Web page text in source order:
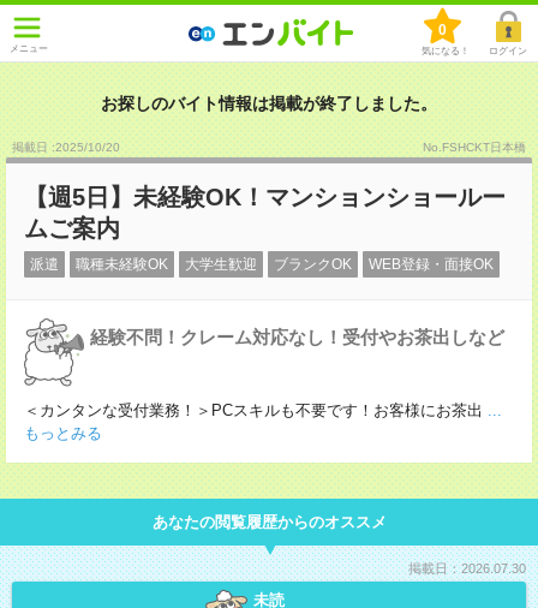
メニュー
0
気になる！ ログイン
お探しのバイト情報は掲載が終了しました。
掲載日 :2025/10/20 No.FSHCKT日本橋
【週5日】未経験OK！マンションショールー
ムご案内
派遣 職種未経験OK 大学生歓迎 ブランクOK WEB登録・面接OK
経験不問！クレーム対応なし！受付やお茶出しなど
＜カンタンな受付業務！＞PCスキルも不要です！お客様にお茶出 ...
もっとみる
あなたの閲覧履歴からのオススメ
掲載日：2026.07.30
未読